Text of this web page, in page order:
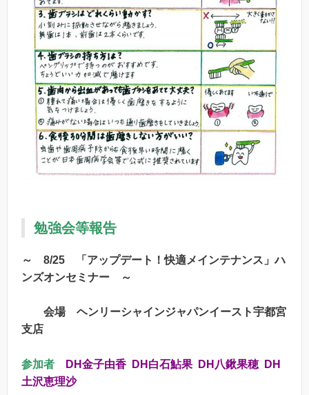
勉強会等報告
～ 8/25
「アップデート！快適メインテナンス」ハ
ンズオンセミナー ～
会場 ヘンリーシャインジャパンイースト宇都宮
支店
参加者 DH金子由香 DH白石鮎果 DH八鍬果穂 DH
土沢恵理沙